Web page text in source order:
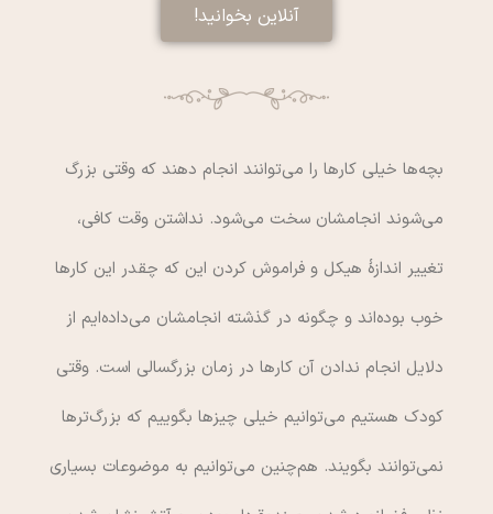
آنلاین بخوانید!
بچه‌ها خيلي كارها را مي‌توانند انجام دهند كه وقتي بزرگ
مي‌شوند انجامشان سخت مي‌شود. نداشتن وقت كافي،
تغيير اندازۀ هيكل و فراموش كردن اين كه چقدر اين كارها
خوب بوده‌اند و چگونه در گذشته انجامشان مي‌داده‌ايم از
دلايل انجام ندادن آن كارها در زمان بزرگسالي است. وقتي
كودك هستيم مي‌توانيم خيلي چيزها بگوييم كه بزرگ‌ترها
نمي‌توانند بگويند. هم‌چنين مي‌توانيم به موضوعات بسياري